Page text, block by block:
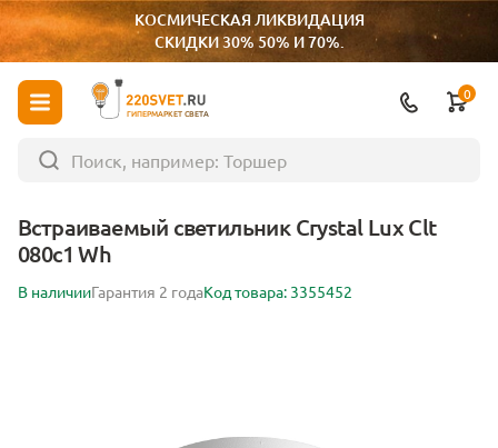
КОСМИЧЕСКАЯ ЛИКВИДАЦИЯ
СКИДКИ 30% 50% И 70%.
ГИПЕРМАРКЕТ СВЕТА
0
Встраиваемый светильник Crystal Lux Clt
080c1 Wh
В наличииГарантия 2 годаКод товара: 3355452